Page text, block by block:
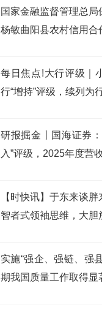
国家金融监督管理总
杨敏曲阳县农村信用合
每日焦点!大行评级｜
行“增持”评级，续列为
研报掘金丨国海证券
入”评级，2025年度营
【时快讯】于东来谈胖
智者式领袖思维，大
实施“强企、强链、强
期我国质量工作取得显